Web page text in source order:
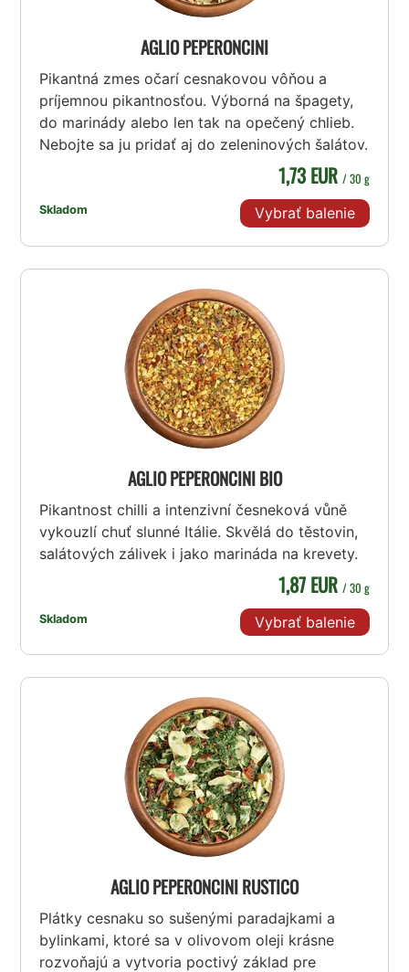
AGLIO PEPERONCINI
Pikantná zmes očarí cesnakovou vôňou a
príjemnou pikantnosťou. Výborná na špagety,
do marinády alebo len tak na opečený chlieb.
Nebojte sa ju pridať aj do zeleninových šalátov.
Skladom
1,73 EUR / 30 g
Vybrať balenie
AGLIO PEPERONCINI BIO
Pikantnost chilli a intenzivní česneková vůně
vykouzlí chuť slunné Itálie. Skvělá do těstovin,
salátových zálivek i jako marináda na krevety.
Skladom
1,87 EUR / 30 g
Vybrať balenie
AGLIO PEPERONCINI RUSTICO
Plátky cesnaku so sušenými paradajkami a
bylinkami, ktoré sa v olivovom oleji krásne
rozvoňajú a vytvoria poctivý základ pre